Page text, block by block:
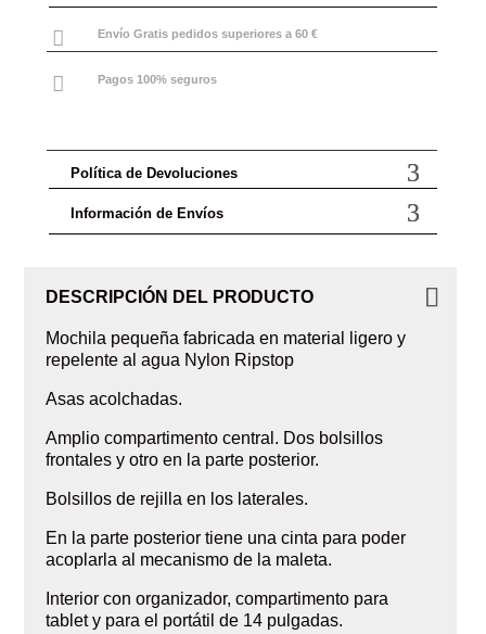
 Envío Gratis pedidos superiores a 60 €
 Pagos 100% seguros
Política de Devoluciones
Información de Envíos
DESCRIPCIÓN DEL PRODUCTO
Mochila pequeña fabricada en material ligero y
repelente al agua Nylon Ripstop
Asas acolchadas.
Amplio compartimento central. Dos bolsillos
frontales y otro en la parte posterior.
Bolsillos de rejilla en los laterales.
En la parte posterior tiene una cinta para poder
acoplarla al mecanismo de la maleta.
Interior con organizador, compartimento para
tablet y para el portátil de 14 pulgadas.